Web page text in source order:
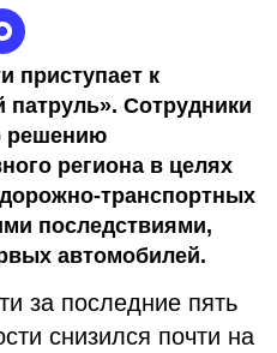
приступает к
Сотрудники
решению
региона в целях
транспортных
последствиями,
автомобилей.
за последние пять
снизился почти на